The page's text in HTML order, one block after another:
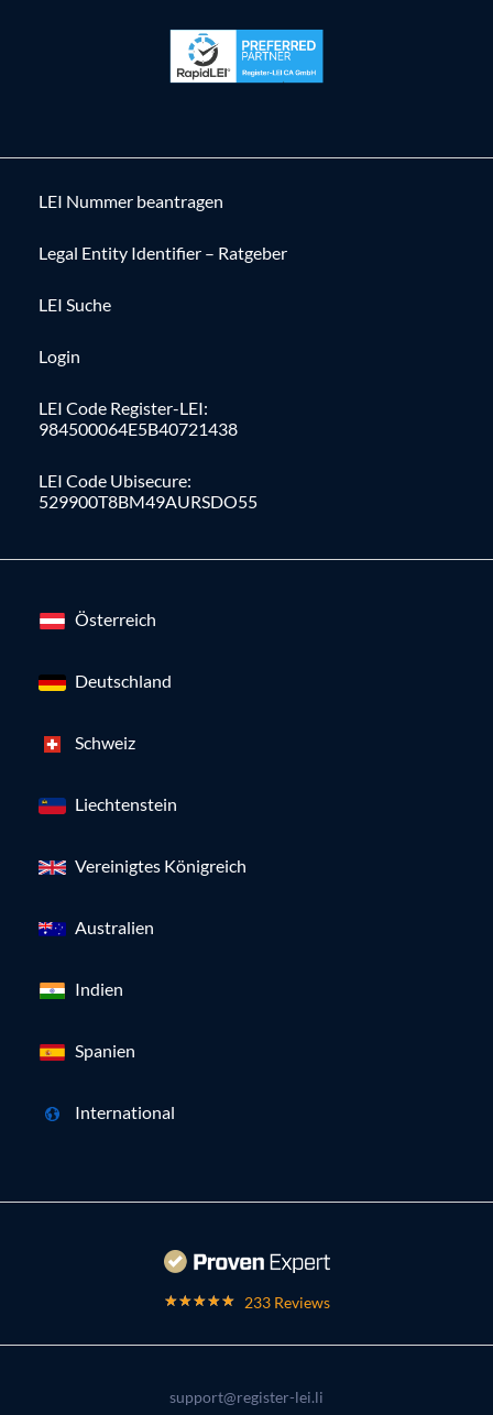
LEI Nummer beantragen
Legal Entity Identifier – Ratgeber
LEI Suche
Login
LEI Code Register-LEI:
984500064E5B40721438
LEI Code Ubisecure:
529900T8BM49AURSDO55
Österreich
Deutschland
Schweiz
Liechtenstein
Vereinigtes Königreich
Australien
Indien
Spanien
International
233 Reviews
support@register-lei.li